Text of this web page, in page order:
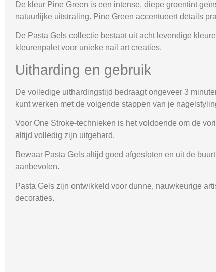
De kleur Pine Green is een intense, diepe groentint
natuurlijke uitstraling. Pine Green accentueert details
De Pasta Gels collectie bestaat uit acht levendige
kleurenpalet voor unieke nail art creaties.
Uitharding en gebruik
De volledige uithardingstijd bedraagt ongeveer 3
kunt werken met de volgende stappen van je
Voor One Stroke-technieken is het voldoende om de
altijd volledig zijn uitgehard.
Bewaar Pasta Gels altijd goed afgesloten en uit de
aanbevolen.
Pasta Gels zijn ontwikkeld voor dunne, nauwkeurige
decoraties.